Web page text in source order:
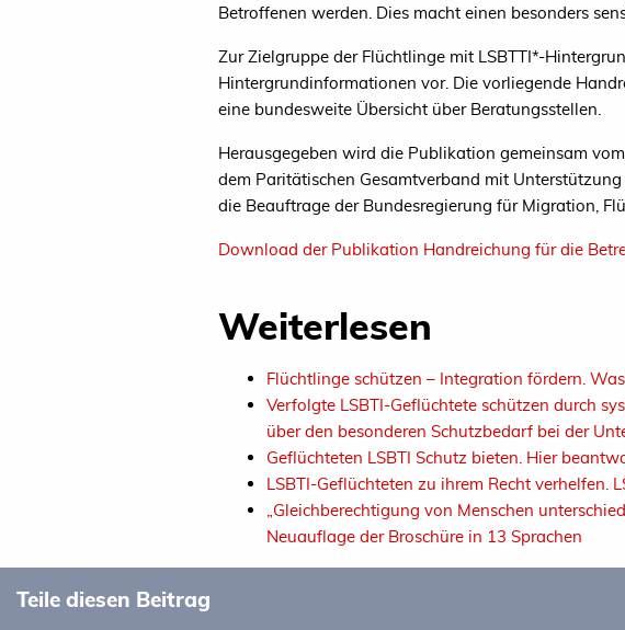
Betroffenen werden. Dies macht einen besonders
Zur Zielgruppe der Flüchtlinge mit LSBTTI*-
Hintergrundinformationen vor. Die vorliegende
eine bundesweite Übersicht über Beratungsstellen.
Herausgegeben wird die Publikation gemeinsam
dem Paritätischen Gesamtverband mit
die Beauftrage der Bundesregierung für Migration,
Download der Publikation Handreichung für die
Weiterlesen
Flüchtlinge schützen – Integration fördern.
Verfolgte LSBTI-Geflüchtete schützen durch
über den besonderen Schutzbedarf bei der
Geflüchteten LSBTI Schutz bieten. Hier
LSBTI-Geflüchteten zu ihrem Recht verhelfen.
„Gleichberechtigung von Menschen
Neuauflage der Broschüre in 13 Sprachen
Teile diesen Beitrag